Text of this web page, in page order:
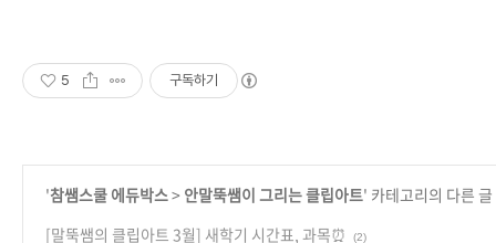
5 구독하기
'참쌤스쿨 에듀박스> 안말뚝쌤이 그리는 클립아트' 카테고리의 다른 글
[말뚝쌤의 클립아트 3월] 새학기 시간표, 과목⏰
(2)